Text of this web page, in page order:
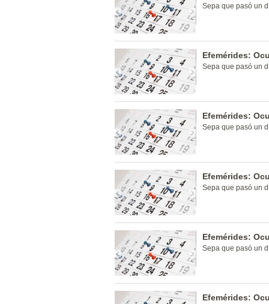
Sepa que pasó un
Efemérides:
Sepa que pasó un
Efemérides:
Sepa que pasó un
Efemérides:
Sepa que pasó un
Efemérides:
Sepa que pasó un
Efemérides: